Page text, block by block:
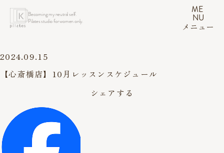
Becoming my neutral self.
Pilates studio for women only.
ME
NU
メニュー
2024.09.15
【心斎橋店】10月レッスンスケジュール
シェアする